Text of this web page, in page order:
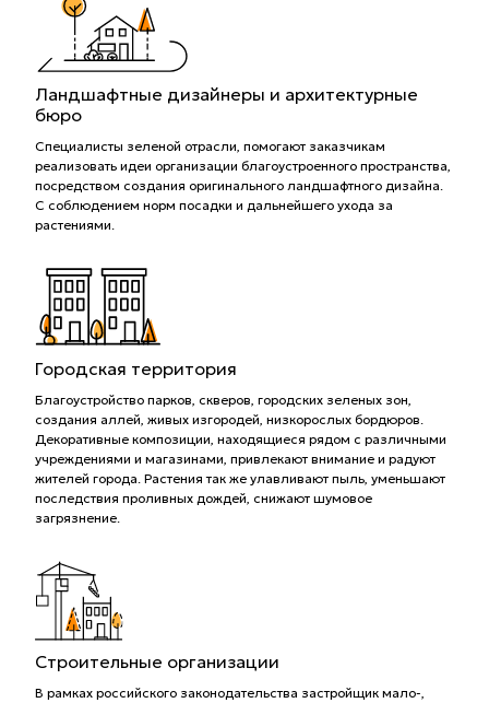
Ландшафтные дизайнеры и архитектурные
бюро
Специалисты зеленой отрасли, помогают заказчикам
реализовать идеи организации благоустроенного пространства,
посредством создания оригинального ландшафтного дизайна.
С соблюдением норм посадки и дальнейшего ухода за
растениями.
Городская территория
Благоустройство парков, скверов, городских зеленых зон,
создания аллей, живых изгородей, низкорослых бордюров.
Декоративные композиции, находящиеся рядом с различными
учреждениями и магазинами, привлекают внимание и радуют
жителей города. Растения так же улавливают пыль, уменьшают
последствия проливных дождей, снижают шумовое
загрязнение.
Строительные организации
В рамках российского законодательства застройщик мало-,